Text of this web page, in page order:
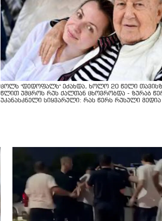
ცოლს "დედოფალს" ეძახდა, ხოლო 20 წელი
წლით უმცროს რუს ქალთან ცხოვრობდა - ზურაბ
უკანასკნელი სიყვარული: რას წერს რუსული მედია